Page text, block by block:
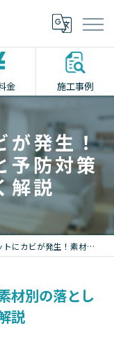
金 施工事例
が発生！
予防対策
解説
！素材別の落とし方と予防対策をプロが詳しく解説
材別の落とし
説